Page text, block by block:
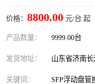
价格： 8800.00 元/台 起
产品数量： 9999.00台
发货地址： 山东省济南
关键词： SFP浮动盘管